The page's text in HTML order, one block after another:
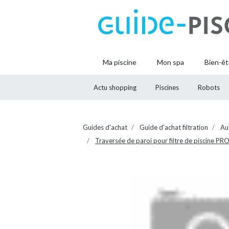
Ma piscine Mon spa Bien-
Actu shopping Piscines Robots
Guides d'achat Guide d'achat filtration
Traversée de paroi pour filtre de piscine